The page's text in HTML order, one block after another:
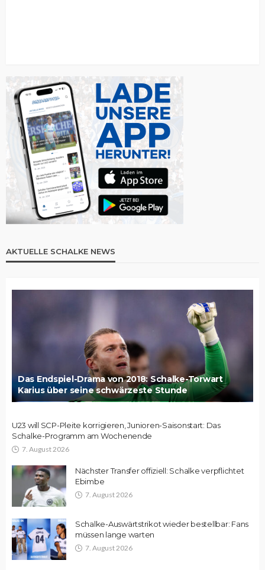
AKTUELLE SCHALKE NEWS
Das Endspiel-Drama von 2018: Schalke-Torwart
Karius über seine schwärzeste Stunde
U23 will SCP-Pleite korrigieren, Junioren-Saisonstart: Das
Schalke-Programm am Wochenende
7. August 2026
Nächster Transfer offiziell: Schalke verpflichtet
Ebimbe
7. August 2026
Schalke-Auswärtstrikot wieder bestellbar: Fans
müssen lange warten
7. August 2026